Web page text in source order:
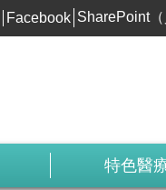
Facebook SharePoint（
特色醫